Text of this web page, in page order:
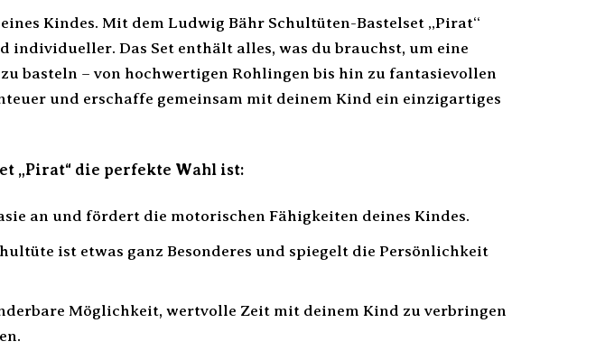
Kindes. Mit dem Ludwig Bähr Schultüten-Bastelset „Pirat“
individueller. Das Set enthält alles, was du brauchst, um eine
basteln – von hochwertigen Rohlingen bis hin zu fantasievollen
und erschaffe gemeinsam mit deinem Kind ein einzigartiges
„Pirat“ die perfekte Wahl ist:
an und fördert die motorischen Fähigkeiten deines Kindes.
ist etwas ganz Besonderes und spiegelt die Persönlichkeit
Möglichkeit, wertvolle Zeit mit deinem Kind zu verbringen